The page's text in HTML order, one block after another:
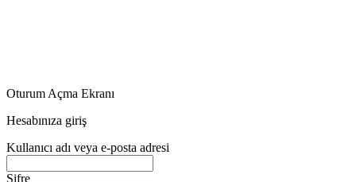
Oturum Açma Ekranı
Hesabınıza giriş
Kullanıcı adı veya e-posta adresi
Şifre